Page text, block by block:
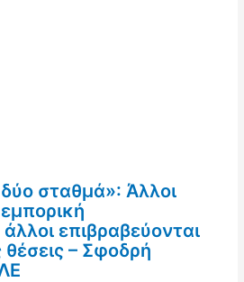
σταθμά»: Άλλοι
επιβραβεύονται
θέσεις – Σφοδρή